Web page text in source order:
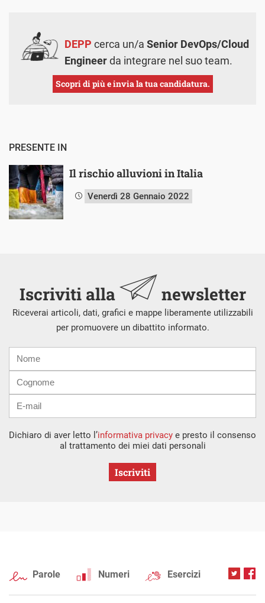
DEPP cerca un/a Senior DevOps/Cloud
Engineerda integrare nel suo team.
Scopri di più e invia la tua candidatura.
PRESENTE IN
Il rischio alluvioni in Italia
Venerdì 28 Gennaio 2022
Iscriviti alla newsletter
Riceverai articoli, dati, grafici e mappe liberamente utilizzabili
per promuovere un dibattito informato.
mail
Dichiaro di aver letto l’informativa privacy e presto il consenso
al trattamento dei miei dati personali
Iscriviti
Parole Numeri Esercizi